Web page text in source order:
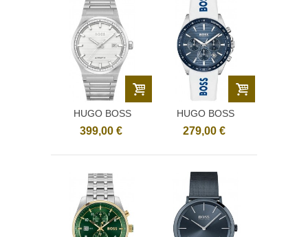
HUGO BOSS
1514186
399,00 €
HUGO BOSS
1514238
279,00 €